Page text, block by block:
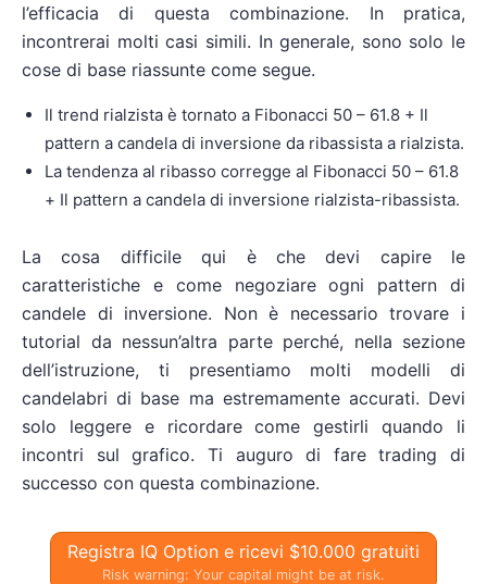
l’efficacia di questa combinazione. In pratica,
incontrerai molti casi simili. In generale, sono solo le
cose di base riassunte come segue.
Il trend rialzista è tornato a Fibonacci 50 – 61.8 + Il
pattern a candela di inversione da ribassista a rialzista.
La tendenza al ribasso corregge al Fibonacci 50 – 61.8
+ Il pattern a candela di inversione rialzista-ribassista.
La cosa difficile qui è che devi capire le
caratteristiche e come negoziare ogni pattern di
candele di inversione. Non è necessario trovare i
tutorial da nessun’altra parte perché, nella sezione
dell’istruzione, ti presentiamo molti modelli di
candelabri di base ma estremamente accurati. Devi
solo leggere e ricordare come gestirli quando li
incontri sul grafico. Ti auguro di fare trading di
successo con questa combinazione.
Registra IQ Option e ricevi $10.000 gratuiti
Risk warning: Your capital might be at risk.